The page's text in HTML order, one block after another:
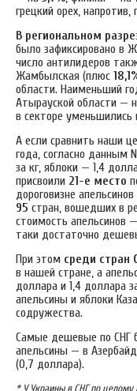
грецкий орех,
В региональном
было зафиксировано в
число антилидеров
Жамбылская (плюс
области. Наименьший
Атырауской области —
в секторе уменьшились
А если сравнить наши
года, согласно данным
за кг, яблоки — 1,4
присвоили 21-е место
дороговизне апельсинов
95 стран, вошедших в
стоимость апельсинов
таки достаточно
При этом среди стран
в нашей стране, а
доллара и 1,4 доллара
апельсины и яблоки
содружества.
Самые дешевые по СНГ
апельсины — в
(0,7 доллара).
* У Украины в СНГпо целому